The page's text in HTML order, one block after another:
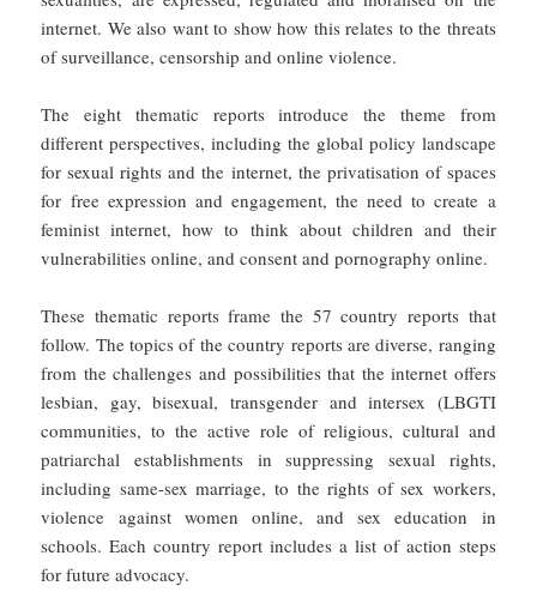
internet. We also want to show how this relates to the threats
of surveillance, censorship and online violence.
The eight thematic reports introduce the theme from
different perspectives, including the global policy landscape
for sexual rights and the internet, the privatisation of spaces
for free expression and engagement, the need to create a
feminist internet, how to think about children and their
vulnerabilities online, and consent and pornography online.
These thematic reports frame the 57 country reports that
follow. The topics of the country reports are diverse, ranging
from the challenges and possibilities that the internet offers
lesbian, gay, bisexual, transgender and intersex (LBGTI
communities, to the active role of religious, cultural and
patriarchal establishments in suppressing sexual rights,
including same-sex marriage, to the rights of sex workers,
violence against women online, and sex education in
schools. Each country report includes a list of action steps
for future advocacy.